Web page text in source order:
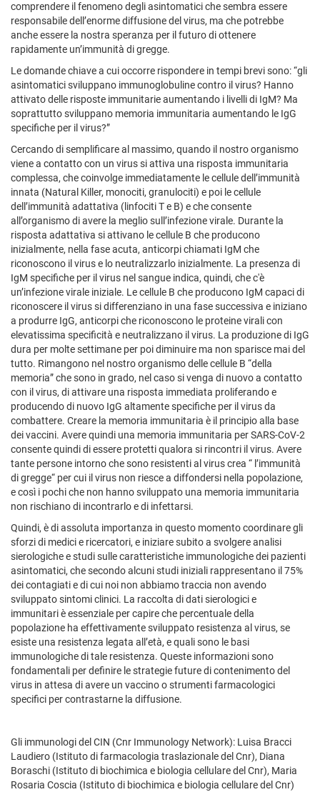
comprendere il fenomeno degli asintomatici che sembra essere
responsabile dell’enorme diffusione del virus, ma che potrebbe
anche essere la nostra speranza per il futuro di ottenere
rapidamente un’immunità di gregge.
Le domande chiave a cui occorre rispondere in tempi brevi sono: “gli
asintomatici sviluppano immunoglobuline contro il virus? Hanno
attivato delle risposte immunitarie aumentando i livelli di IgM? Ma
soprattutto sviluppano memoria immunitaria aumentando le IgG
specifiche per il virus?”
Cercando di semplificare al massimo, quando il nostro organismo
viene a contatto con un virus si attiva una risposta immunitaria
complessa, che coinvolge immediatamente le cellule dell’immunità
innata (Natural Killer, monociti, granulociti) e poi le cellule
dell’immunità adattativa (linfociti T e B) e che consente
all’organismo di avere la meglio sull’infezione virale. Durante la
risposta adattativa si attivano le cellule B che producono
inizialmente, nella fase acuta, anticorpi chiamati IgM che
riconoscono il virus e lo neutralizzarlo inizialmente. La presenza di
IgM specifiche per il virus nel sangue indica, quindi, che c'è
un’infezione virale iniziale. Le cellule B che producono IgM capaci di
riconoscere il virus si differenziano in una fase successiva e iniziano
a produrre IgG, anticorpi che riconoscono le proteine virali con
elevatissima specificità e neutralizzano il virus. La produzione di IgG
dura per molte settimane per poi diminuire ma non sparisce mai del
tutto. Rimangono nel nostro organismo delle cellule B “della
memoria” che sono in grado, nel caso si venga di nuovo a contatto
con il virus, di attivare una risposta immediata proliferando e
producendo di nuovo IgG altamente specifiche per il virus da
combattere. Creare la memoria immunitaria è il principio alla base
dei vaccini. Avere quindi una memoria immunitaria per SARS-CoV-2
consente quindi di essere protetti qualora si rincontri il virus. Avere
tante persone intorno che sono resistenti al virus crea “ l’immunità
di gregge“ per cui il virus non riesce a diffondersi nella popolazione,
e così i pochi che non hanno sviluppato una memoria immunitaria
non rischiano di incontrarlo e di infettarsi.
Quindi, è di assoluta importanza in questo momento coordinare gli
sforzi di medici e ricercatori, e iniziare subito a svolgere analisi
sierologiche e studi sulle caratteristiche immunologiche dei pazienti
asintomatici, che secondo alcuni studi iniziali rappresentano il 75%
dei contagiati e di cui noi non abbiamo traccia non avendo
sviluppato sintomi clinici. La raccolta di dati sierologici e
immunitari è essenziale per capire che percentuale della
popolazione ha effettivamente sviluppato resistenza al virus, se
esiste una resistenza legata all’età, e quali sono le basi
immunologiche di tale resistenza. Queste informazioni sono
fondamentali per definire le strategie future di contenimento del
virus in attesa di avere un vaccino o strumenti farmacologici
specifici per contrastarne la diffusione.
Gli immunologi del CIN (Cnr Immunology Network): Luisa Bracci
Laudiero (Istituto di farmacologia traslazionale del Cnr), Diana
Boraschi (Istituto di biochimica e biologia cellulare del Cnr), Maria
Rosaria Coscia (Istituto di biochimica e biologia cellulare del Cnr)